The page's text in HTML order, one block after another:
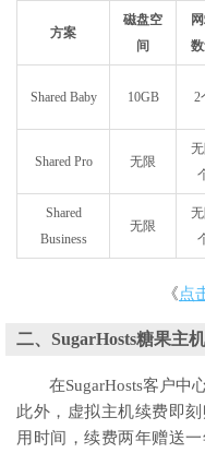
方案
磁盘空
间
Shared Baby 10GB 2
Shared Pro 无限
Shared
Business
无限
《点
二、SugarHosts糖果主
在SugarHosts客户中
此外，虚拟主机续费即
用时间，续费两年赠送